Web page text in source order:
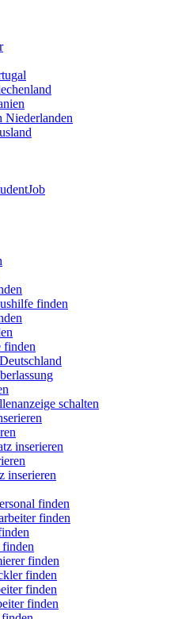
Niederlanden
finden
finden
schalten
inserieren
inserieren
finden
finden
finden
finden
finden
finden
finden